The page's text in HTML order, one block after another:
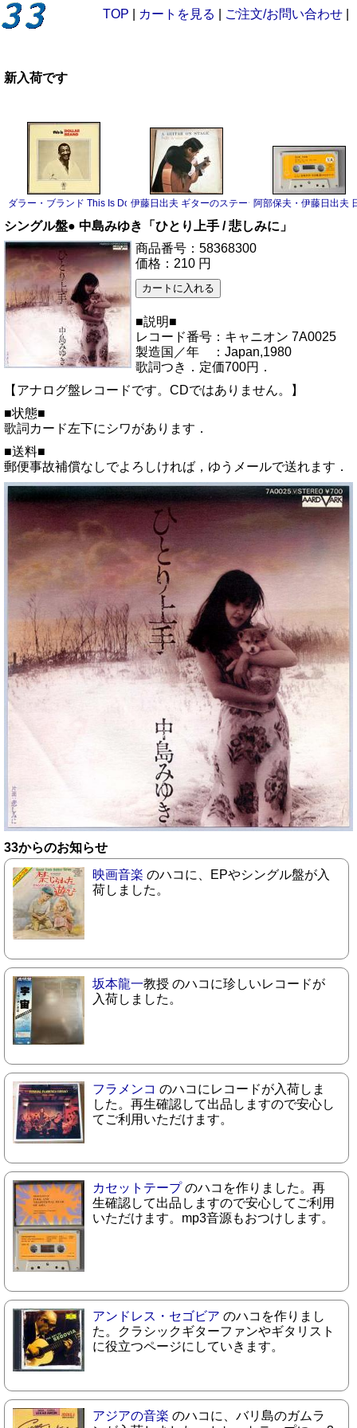
TOP カートを見る ご注文/お問い合わせ
新入荷です
ダラー・ブランド This Is Dollar Brand LP伊藤日出夫 ギターのステージ LP阿部保夫・伊藤日出夫
シングル盤● 中島みゆき「ひとり上手 / 悲しみに」
商品番号：58368300
価格：210 円
■説明■
レコード番号：キャニオン 7A0025
製造国／年 ：Japan,1980
歌詞つき．定価700円．
【アナログ盤レコードです。CDではありません。】
■状態■
歌詞カード左下にシワがあります．
■送料■
郵便事故補償なしでよろしければ，ゆうメールで送れます．
33からのお知らせ
映画音楽 のハコに、EPやシングル盤が入
荷しました。
坂本龍一教授 のハコに珍しいレコードが
入荷しました。
フラメンコ のハコにレコードが入荷しま
した。再生確認して出品しますので安心し
てご利用いただけます。
カセットテープのハコを作りました。再
生確認して出品しますので安心してご利用
いただけます。mp3音源もおつけします。
アンドレス・セゴビア のハコを作りまし
た。クラシックギターファンやギタリスト
に役立つページにしていきます。
アジアの音楽 のハコに、バリ島のガムラ